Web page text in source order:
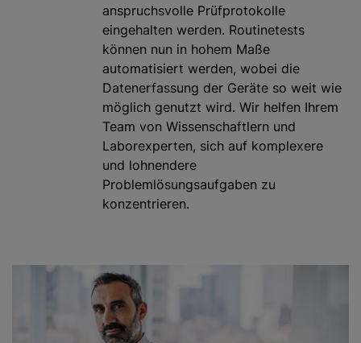
anspruchsvolle Prüfprotokolle
eingehalten werden. Routinetests
können nun in hohem Maße
automatisiert werden, wobei die
Datenerfassung der Geräte so weit wie
möglich genutzt wird. Wir helfen Ihrem
Team von Wissenschaftlern und
Laborexperten, sich auf komplexere
und lohnendere
Problemlösungsaufgaben zu
konzentrieren.